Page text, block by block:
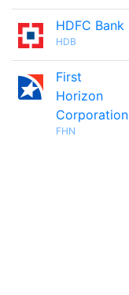
HDFC Bank
HDB
First
Horizon
Corporation
FHN